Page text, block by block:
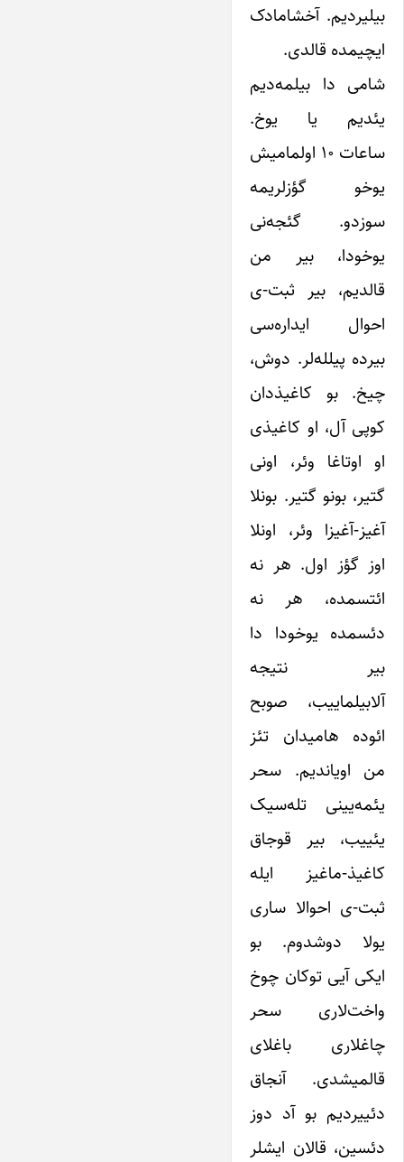
بیلیردیم. آخشامادک
ایچیمده قالدی.
شامی دا بیلمه‌دیم
یئدیم یا یوخ.
ساعات ۱۰ اولمامیش
یوخو گؤزلریمه
سوزدو. گئجه‌نی
یوخودا، بیر من
قالدیم، بیر ثبت-ی
احوال ایداره‌سی
بیرده پیلله‌لر. دوش،
چیخ. بو کاغیذدان
کوپی آل، او کاغیذی
او اوتاغا وئر، اونی
گتیر، بونو گتیر. بونلا
آغیز-آغیزا وئر، اونلا
اوز گؤز اول. هر نه
ائتسمده، هر نه
دئسمده یوخودا دا
بیر نتیجه
آلا‌بیلماییب، صوبح
ائوده هامیدان تئز
من اویاندیم. سحر
یئمه‌یینی تله‌سیک
یئییب، بیر قوجاق
کاغیذ-ماغیز ایله
ثبت-ی احوالا ساری
یولا دوشدوم. بو
ایکی آیی توکان چوخ
واخت‌لاری سحر
چاغلاری باغلای
قالمیشدی. آنجاق
دئییردیم بو آد دوز
دئسین، قالان ایشلر